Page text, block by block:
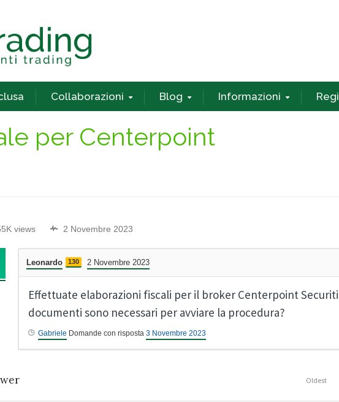
Collaborazioni Blog Informazioni
per Centerpoint
views 2 Novembre 2023
Leonardo 130 2 Novembre 2023
Effettuate elaborazioni fiscali per il broker Centerpoint
documenti sono necessari per avviare la procedura?
Gabriele Domande con risposta 3 Novembre 2023
Oldest